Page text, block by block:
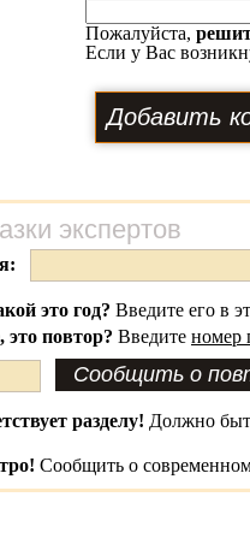
Пожалуйста,
Если у Вас
экспертов
это год? Введите его в
это повтор? Введите номер
разделу! Должно
Сообщить о